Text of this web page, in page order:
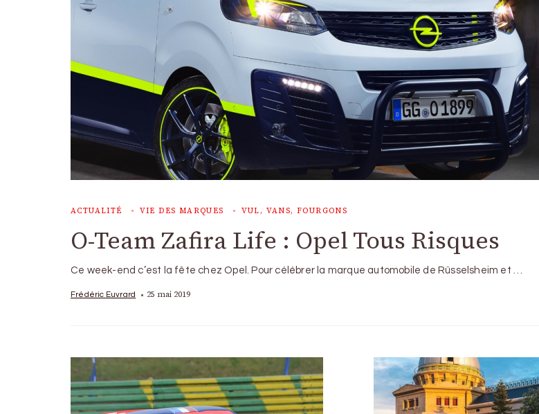
ACTUALITÉ VIE DES MARQUES VUL, VANS, FOURGONS
O-Team Zafira Life : Opel Tous Risques
Ce week-end c’est la fête chez Opel. Pour célébrer la marque automobile de Rüsselsheim et …
Frédéric Euvrard 25 mai 2019